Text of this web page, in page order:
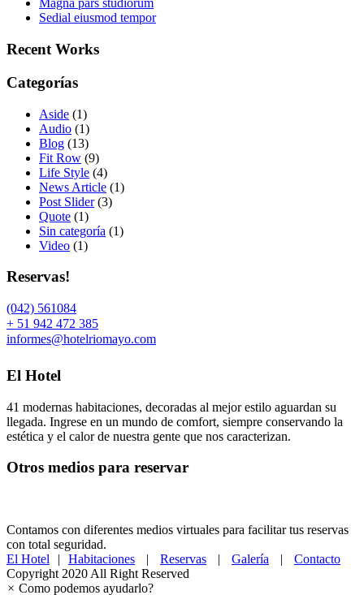
Magna pars studiorum
Sedial eiusmod tempor
Recent Works
Categorías
Aside (1)
Audio (1)
Blog (13)
Fit Row (9)
Life Style (4)
News Article (1)
Post Slider(3)
Quote (1)
Sin categoría (1)
Video (1)
Reservas!
(042) 561084
+ 51 942 472 385
informes@hotelriomayo.com
El Hotel
41 modernas habitaciones, decoradas al mejor estilo aguardan su
llegada. Ingrese en un mundo de comfort, siempre conservando la
estética y el calor de nuestra gente que nos caracterizan.
Otros medios para reservar
Contamos con diferentes medios virtuales para facilitar tus reservas
con total seguridad.
El Hotel
| Habitaciones | Reservas | Galería |
Contacto
Copyright 2020 All Right Reserved
× Como podemos ayudarlo?